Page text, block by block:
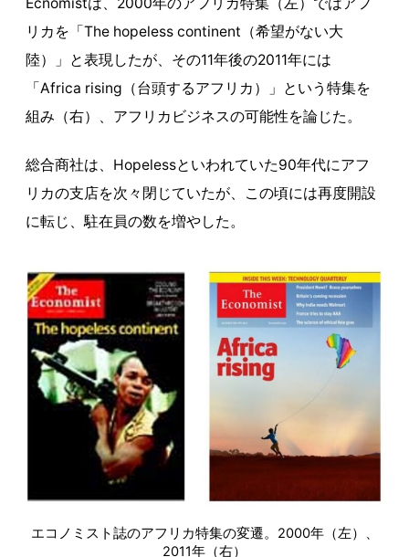
リカを「The hopeless continent（希望がない大
陸）」と表現したが、その11年後の2011年には
「Africa rising（台頭するアフリカ）」という特集を
組み（右）、アフリカビジネスの可能性を論じた。
総合商社は、Hopelessといわれていた90年代にアフ
リカの支店を次々閉じていたが、この頃には再度開設
に転じ、駐在員の数を増やした。
エコノミスト誌のアフリカ特集の変遷。2000年（左）、
2011年（右）